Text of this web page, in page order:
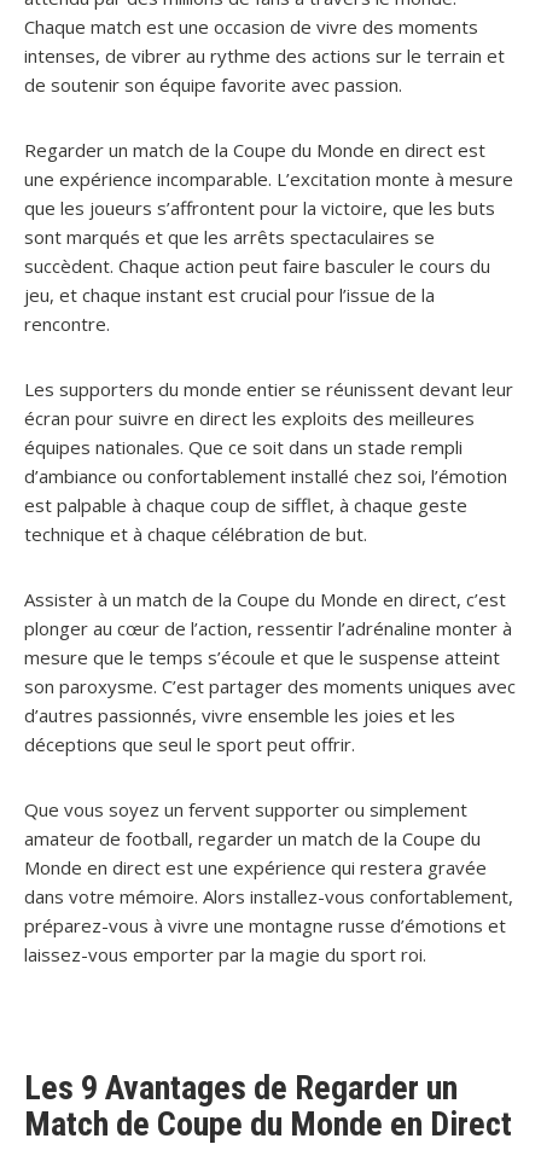
Chaque match est une occasion de vivre des moments
intenses, de vibrer au rythme des actions sur le terrain et
de soutenir son équipe favorite avec passion.
Regarder un match de la Coupe du Monde en direct est
une expérience incomparable. L’excitation monte à mesure
que les joueurs s’affrontent pour la victoire, que les buts
sont marqués et que les arrêts spectaculaires se
succèdent. Chaque action peut faire basculer le cours du
jeu, et chaque instant est crucial pour l’issue de la
rencontre.
Les supporters du monde entier se réunissent devant leur
écran pour suivre en direct les exploits des meilleures
équipes nationales. Que ce soit dans un stade rempli
d’ambiance ou confortablement installé chez soi, l’émotion
est palpable à chaque coup de sifflet, à chaque geste
technique et à chaque célébration de but.
Assister à un match de la Coupe du Monde en direct, c’est
plonger au cœur de l’action, ressentir l’adrénaline monter à
mesure que le temps s’écoule et que le suspense atteint
son paroxysme. C’est partager des moments uniques avec
d’autres passionnés, vivre ensemble les joies et les
déceptions que seul le sport peut offrir.
Que vous soyez un fervent supporter ou simplement
amateur de football, regarder un match de la Coupe du
Monde en direct est une expérience qui restera gravée
dans votre mémoire. Alors installez-vous confortablement,
préparez-vous à vivre une montagne russe d’émotions et
laissez-vous emporter par la magie du sport roi.
Les 9 Avantages de Regarder un
Match de Coupe du Monde en Direct